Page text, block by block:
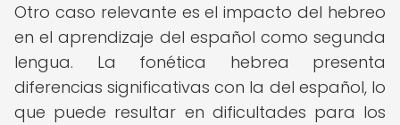
Otro caso relevante es el impacto del hebreo
en el aprendizaje del español como segunda
lengua. La fonética hebrea presenta
diferencias significativas con la del español, lo
que puede resultar en dificultades para los